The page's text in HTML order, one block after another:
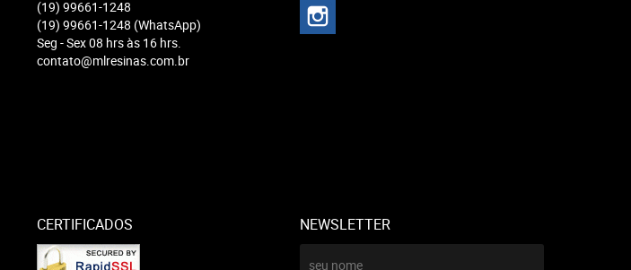
(19) 99661-1248
(19) 99661-1248 (WhatsApp)
Seg - Sex 08 hrs às 16 hrs.
contato@mlresinas.com.br
CERTIFICADOS NEWSLETTER